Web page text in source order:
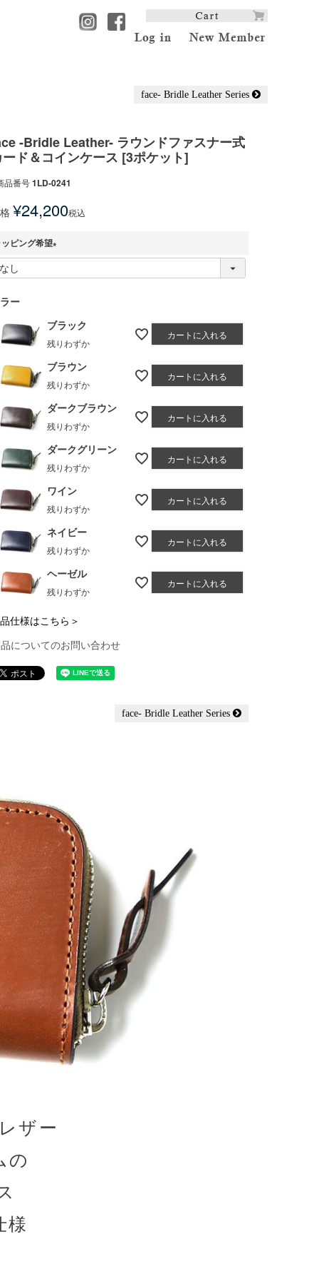
face- Bridle Leather Series
-Bridle Leather- ラウンドファスナー式
ド＆コインケース [3ポケット]
品番号1LD-0241
¥24,200税込
ピング希望
必
ー
ブラック
残りわずか
カートに入れる
ブラウン
残りわずか
カートに入れる
ダークブラウン
残りわずか
カートに入れる
ダークグリーン
残りわずか
カートに入れる
ワイン
残りわずか
カートに入れる
ネイビー
残りわずか
カートに入れる
ヘーゼル
残りわずか
カートに入れる
仕様はこちら＞
についてのお問い合わせ
face- Bridle Leather Series
ザー
の
様